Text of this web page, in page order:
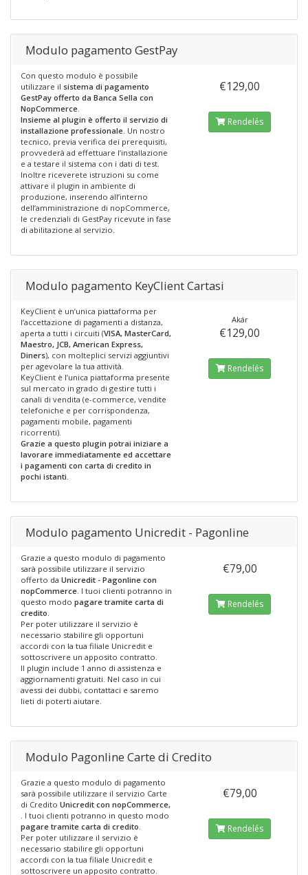
Modulo pagamento GestPay
Con questo modulo è possibile
utilizzare il sistema di pagamento
GestPay offerto da Banca Sella con
NopCommerce.
Insieme al plugin è offerto il servizio di
installazione professionale. Un nostro
tecnico, previa verifica dei prerequisiti,
provvederà ad effettuare l’installazione
e a testare il sistema con i dati di test.
Inoltre riceverete istruzioni su come
attivare il plugin in ambiente di
produzione, inserendo all’interno
dell’amministrazione di nopCommerce,
le credenziali di GestPay ricevute in fase
di abilitazione al servizio.
€129,00
Rendelés
Modulo pagamento KeyClient Cartasi
KeyClient è un’unica piattaforma per
l’accettazione di pagamenti a distanza,
aperta a tutti i circuiti (VISA, MasterCard,
Maestro, JCB, American Express,
Diners), con molteplici servizi aggiuntivi
per agevolare la tua attività.
KeyClient è l’unica piattaforma presente
sul mercato in grado di gestire tutti i
canali di vendita (e-commerce, vendite
telefoniche e per corrispondenza,
pagamenti mobile, pagamenti
ricorrenti).
Grazie a questo plugin potrai iniziare a
lavorare immediatamente ed accettare
i pagamenti con carta di credito in
pochi istanti.
Akár
€129,00
Rendelés
Modulo pagamento Unicredit - Pagonline
Grazie a questo modulo di pagamento
sarà possibile utilizzare il servizio
offerto da Unicredit - Pagonline con
nopCommerce. I tuoi clienti potranno in
questo modo pagare tramite carta di
credito.
Per poter utilizzare il servizio è
necessario stabilire gli opportuni
accordi con la tua filiale Unicredit e
sottoscrivere un apposito contratto.
Il plugin include 1 anno di assistenza e
aggiornamenti gratuiti. Nel caso in cui
avessi dei dubbi, contattaci e saremo
lieti di poterti aiutare.
€79,00
Rendelés
Modulo Pagonline Carte di Credito
Grazie a questo modulo di pagamento
sarà possibile utilizzare il servizio Carte
di Credito Unicredit con nopCommerce,
. I tuoi clienti potranno in questo modo
pagare tramite carta di credito.
Per poter utilizzare il servizio è
necessario stabilire gli opportuni
accordi con la tua filiale Unicredit e
sottoscrivere un apposito contratto.
€79,00
Rendelés